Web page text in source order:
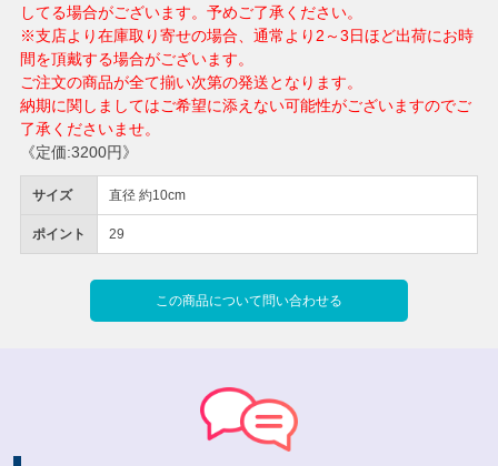
サイズ 直径 約10cm
ポイント 29
この商品について問い合わせる
してる場合がございます。予めご了承ください。
※支店より在庫取り寄せの場合、通常より2～3日ほど出荷にお時
間を頂戴する場合がございます。
ご注文の商品が全て揃い次第の発送となります。
納期に関しましてはご希望に添えない可能性がございますのでご
了承くださいませ。
《定価:3200円》